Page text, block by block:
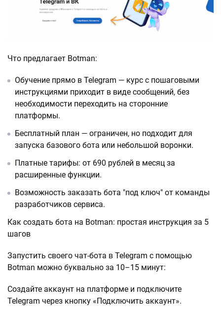
Что предлагает Botman:
Обучение прямо в Telegram — курс с пошаговыми
инструкциями приходит в виде сообщений, без
необходимости переходить на сторонние
платформы.
Бесплатный план — ограничен, но подходит для
запуска базового бота или небольшой воронки.
Платные тарифы: от 690 рублей в месяц за
расширенные функции.
Возможность заказать бота "под ключ" от команды
разработчиков сервиса.
Как создать бота на Botman: простая инструкция за 5
шагов
Запустить своего чат-бота в Telegram с помощью
Botman можно буквально за 10–15 минут:
Создайте аккаунт на платформе и подключите
Telegram через кнопку «Подключить аккаунт».